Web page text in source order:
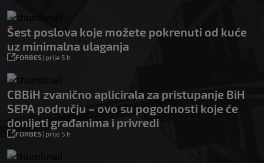
Šest poslova koje možete pokrenuti od kuće
uz minimalna ulaganja
FORBES| prije 5 h
CBBiH zvanično aplicirala za pristupanje BiH
SEPA području – ovo su pogodnosti koje će
donijeti građanima i privredi
FORBES| prije 5 h